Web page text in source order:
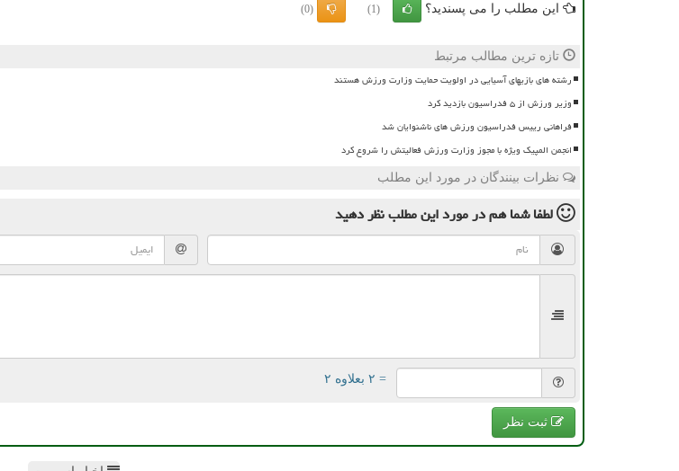
این مطلب را می پسندید؟ (1)
(0)
تازه ترین مطالب مرتبط
رشته های بازیهای آسیایی در اولویت حمایت وزارت ورزش هستند
وزیر ورزش از ۵ فدراسیون بازدید کرد
فراهانی رییس فدراسیون ورزش های ناشنوایان شد
انجمن المپیک ویژه با مجوز وزارت ورزش فعالیتش را شروع کرد
نظرات بینندگان در مورد این مطلب
لطفا شما همدر مورد این مطلبنظر دهید
= ۲ بعلاوه ۲
ثبت نظر